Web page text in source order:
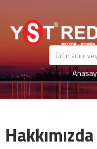
Hakkımızda